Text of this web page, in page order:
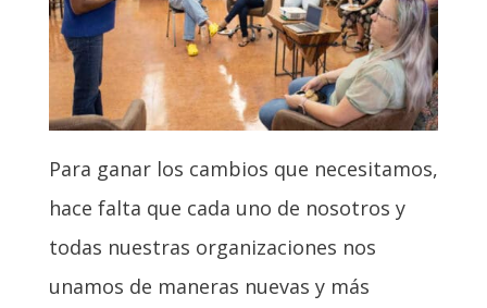
Para ganar los cambios que necesitamos,
hace falta que cada uno de nosotros y
todas nuestras organizaciones nos
unamos de maneras nuevas y más